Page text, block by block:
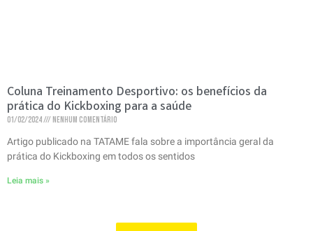
Coluna Treinamento Desportivo: os benefícios da
prática do Kickboxing para a saúde
01/02/2024 Nenhum comentário
Artigo publicado na TATAME fala sobre a importância geral da
prática do Kickboxing em todos os sentidos
Leia mais »